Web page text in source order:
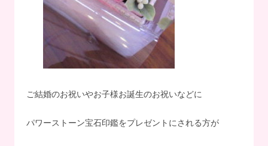
ご結婚のお祝いやお子様お誕生のお祝いなどに
パワーストーン宝石印鑑をプレゼントにされる方が